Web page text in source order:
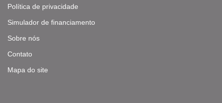
Política de privacidade
Simulador de financiamento
Sobre nós
Contato
Mapa do site